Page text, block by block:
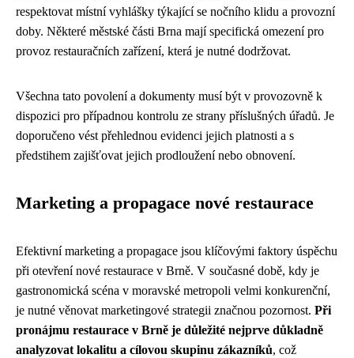
respektovat místní vyhlášky týkající se nočního klidu a provozní
doby. Některé městské části Brna mají specifická omezení pro
provoz restauračních zařízení, která je nutné dodržovat.
Všechna tato povolení a dokumenty musí být v provozovně k
dispozici pro případnou kontrolu ze strany příslušných úřadů. Je
doporučeno vést přehlednou evidenci jejich platnosti a s
předstihem zajišťovat jejich prodloužení nebo obnovení.
Marketing a propagace nové restaurace
Efektivní marketing a propagace jsou klíčovými faktory úspěchu
při otevření nové restaurace v Brně. V současné době, kdy je
gastronomická scéna v moravské metropoli velmi konkurenční,
je nutné věnovat marketingové strategii značnou pozornost. Při
pronájmu restaurace v Brně je důležité nejprve důkladně
analyzovat lokalitu a cílovou skupinu zákazníků, což